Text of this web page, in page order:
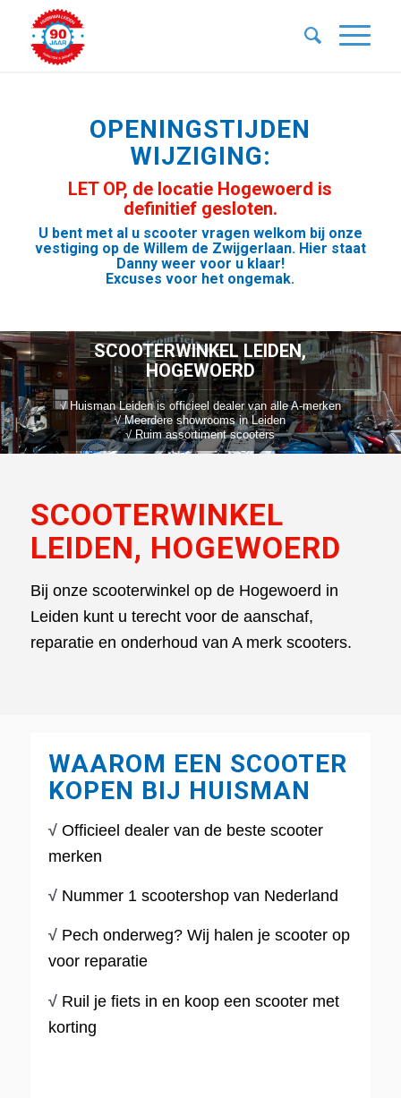
OPENINGSTIJDEN
WIJZIGING:
LET OP, de locatie Hogewoerd is
definitief gesloten.
U bent met al u scooter vragen welkom bij onze
vestiging op de Willem de Zwijgerlaan. Hier staat
Danny weer voor u klaar!
Excuses voor het ongemak.
SCOOTERWINKEL LEIDEN,
HOGEWOERD
√ Huisman Leiden is officieel dealer van alle A-merken
√ Meerdere showrooms in Leiden
√ Ruim assortiment scooters
SCOOTERWINKEL
LEIDEN, HOGEWOERD
Bij onze scooterwinkel op de Hogewoerd in
Leiden kunt u terecht voor de aanschaf,
reparatie en onderhoud van A merk scooters.
WAAROM EEN SCOOTER
KOPEN BIJ HUISMAN
√Officieel dealer van de beste scooter
merken
√Nummer 1 scootershop van Nederland
√Pech onderweg? Wij halen je scooter op
voor reparatie
√ Ruil je fiets in en koop een scooter met
korting